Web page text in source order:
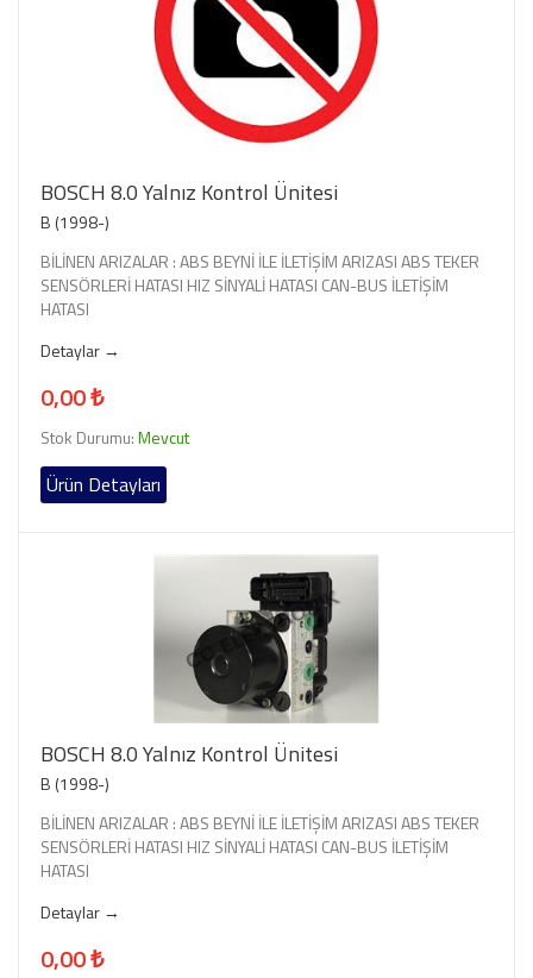
BOSCH 8.0 Yalnız Kontrol Ünitesi
B (1998-)
BİLİNEN ARIZALAR : ABS BEYNİ İLE İLETİŞİM ARIZASI ABS TEKER
SENSÖRLERİ HATASI HIZ SİNYALİ HATASI CAN-BUS İLETİŞİM
HATASI
Detaylar →
0,00 ₺
Stok Durumu:Mevcut
Ürün Detayları
BOSCH 8.0 Yalnız Kontrol Ünitesi
B (1998-)
BİLİNEN ARIZALAR : ABS BEYNİ İLE İLETİŞİM ARIZASI ABS TEKER
SENSÖRLERİ HATASI HIZ SİNYALİ HATASI CAN-BUS İLETİŞİM
HATASI
Detaylar →
0,00 ₺